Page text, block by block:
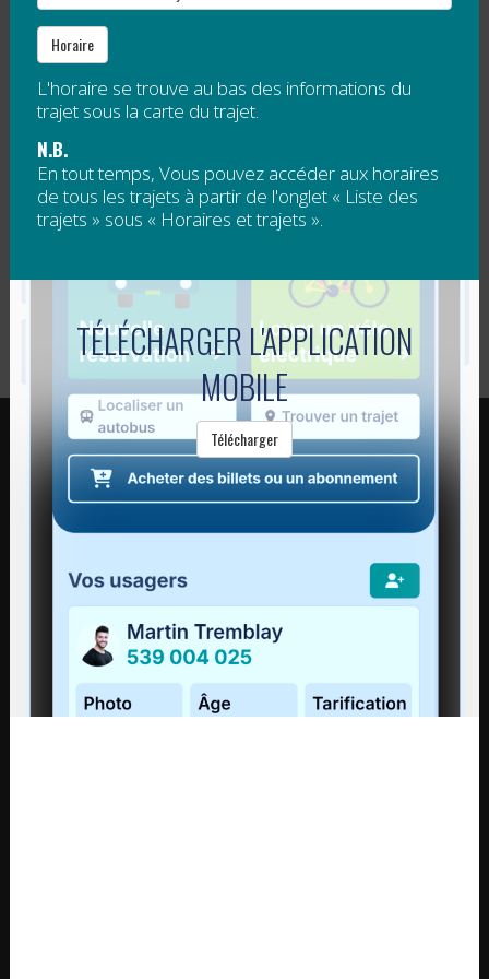
Si nous continuons tous nos efforts, nous
continuerons à limiter la propagation de la
COVID-19 en Gaspésie et aux Îles-de-la-Madeleine.
Nous comptons sur vous. Visitez notre site Web
pour connaître l’
plusd’informations en lien avec la COVID-19.
Publié dansTrajets réguliers de transport collectif
Navigation
l’article
Annulation des navettes
VIA Rail pour la période
estivale 2020
Le transport collectif,
c’est gratuit pour tous
cet été !
RÉGIE INTERMUNICIPALE DE TRANSPORT
GASPÉSIE – ÎLES-DE-LA-MADELEINE
© 2015 - 2026 Tous droits réservés
regim@regim.info 1 877 521-0841
POINT DE SERVICE HAUTE-
11-C, boulevard Sainte-Anne Est
Sainte-Anne-des-Monts QC G4V
POINT DE SERVICE DE LA
PERCÉ
Gaspé QC G4X 2K1
Horaire
L'horaire se trouve au bas des informations du
trajet sous la carte du trajet.
N.B.
En tout temps, Vous pouvez accéder aux horaires
de tous les trajets à partir de l'onglet « Liste des
trajets » sous « Horaires et trajets ».
TÉLÉCHARGER L'APPLICATION
MOBILE
Télécharger